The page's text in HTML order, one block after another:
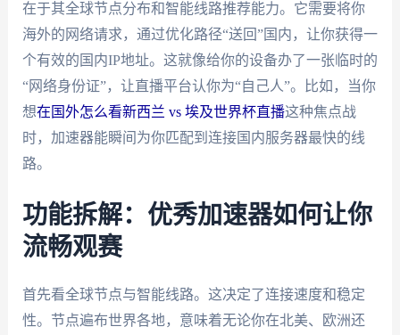
在于其全球节点分布和智能线路推荐能力。它需要将你
海外的网络请求，通过优化路径“送回”国内，让你获得一
个有效的国内IP地址。这就像给你的设备办了一张临时的
“网络身份证”，让直播平台认你为“自己人”。比如，当你
想在国外怎么看新西兰 vs 埃及世界杯直播这种焦点战
时，加速器能瞬间为你匹配到连接国内服务器最快的线
路。
功能拆解：优秀加速器如何让你
流畅观赛
首先看全球节点与智能线路。这决定了连接速度和稳定
性。节点遍布世界各地，意味着无论你在北美、欧洲还